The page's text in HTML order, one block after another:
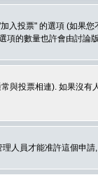
投票" 的選項 (如果
項的數量也許會由討論
投票相連). 如果沒
人員才能准許這個申